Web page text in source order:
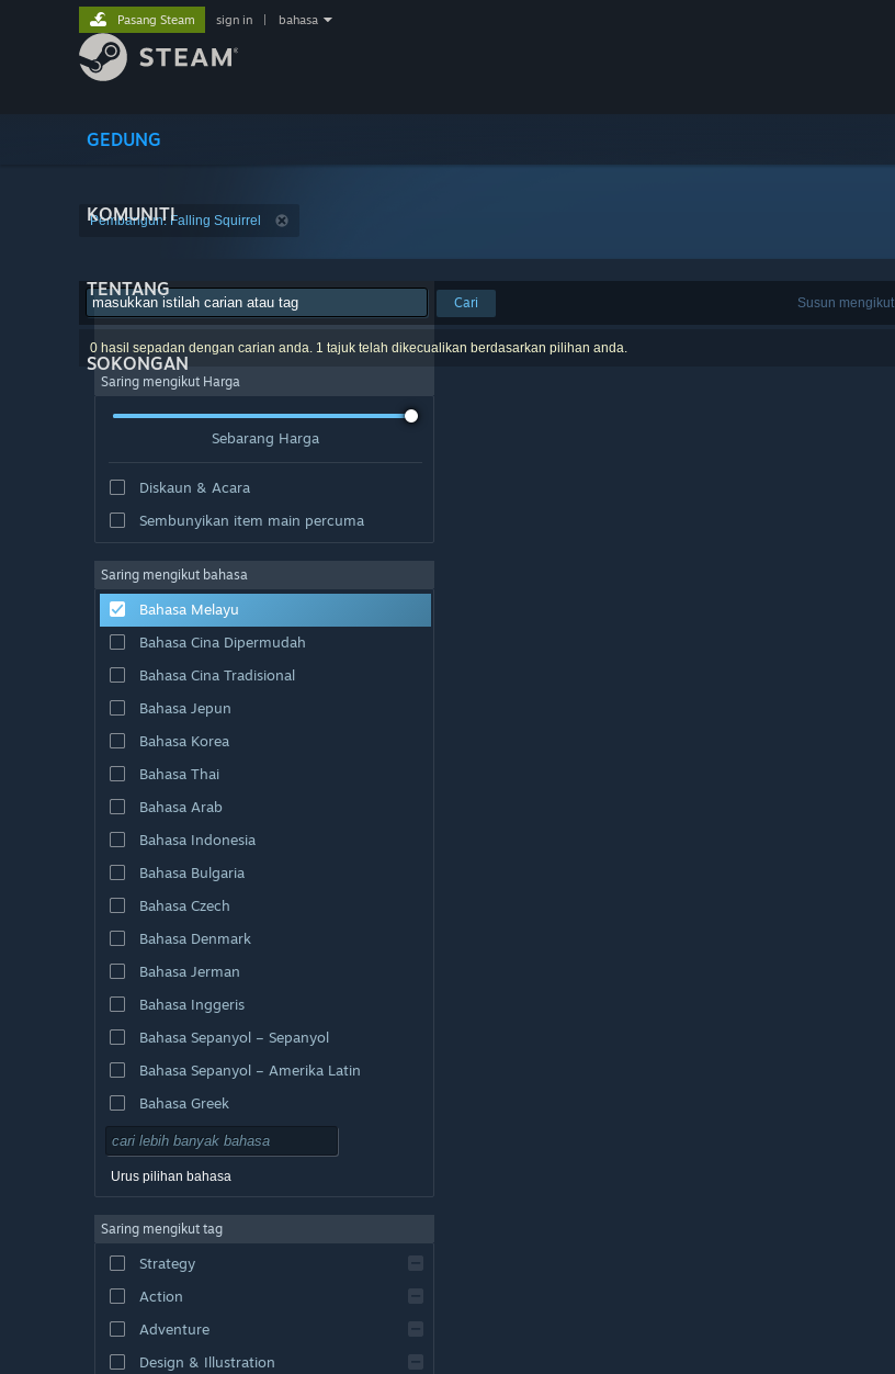
GEDUNG
KOMUNITI
TENTANG
SOKONGAN
Pasang Steam sign in bahasa
Pembangun: Falling Squirrel
Susun mengikut
Cari
0 hasil sepadan dengan carian anda. 1 tajuk telah dikecualikan berdasarkan pilihan anda.
Saring mengikut Harga
Sebarang Harga
Diskaun & Acara
Sembunyikan item main percuma
Saring mengikut bahasa
Bahasa Melayu
Bahasa Cina Dipermudah
Bahasa Cina Tradisional
Bahasa Jepun
Bahasa Korea
Bahasa Thai
Bahasa Arab
Bahasa Indonesia
Bahasa Bulgaria
Bahasa Czech
Bahasa Denmark
Bahasa Jerman
Bahasa Inggeris
Bahasa Sepanyol – Sepanyol
Bahasa Sepanyol – Amerika Latin
Bahasa Greek
Urus pilihan bahasa
Saring mengikut tag
Strategy
Action
Adventure
Design & Illustration